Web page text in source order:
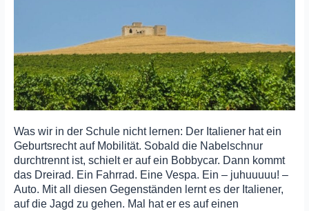
Was wir in der Schule nicht lernen: Der Italiener hat ein
Geburtsrecht auf Mobilität. Sobald die Nabelschnur
durchtrennt ist, schielt er auf ein Bobbycar. Dann kommt
das Dreirad. Ein Fahrrad. Eine Vespa. Ein – juhuuuuu! –
Auto. Mit all diesen Gegenständen lernt es der Italiener,
auf die Jagd zu gehen. Mal hat er es auf einen